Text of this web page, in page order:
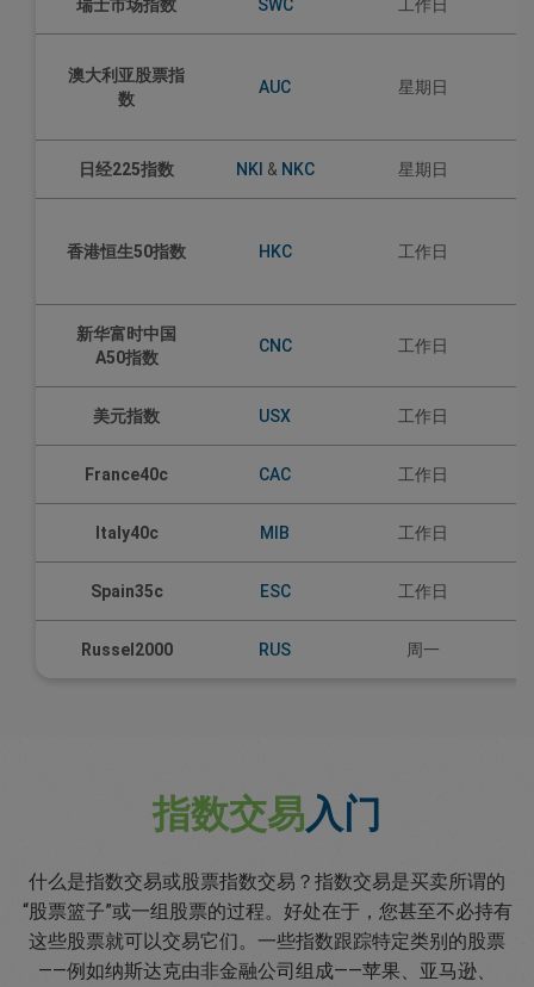
瑞士市场指数 SWC 工作日
澳大利亚股票指
数
AUC 星期日
日经225指数 NKI & NKC 星期日
香港恒生50指数 HKC 工作日
新华富时中国
A50指数
CNC 工作日
美元指数 USX 工作日
France40c CAC 工作日
Italy40c MIB 工作日
Spain35c ESC 工作日
Russel2000 RUS 周一
指数交易入门
什么是指数交易或股票指数交易？指数交易是买卖所谓的
“股票篮子”或一组股票的过程。好处在于，您甚至不必持有
这些股票就可以交易它们。一些指数跟踪特定类别的股票
——例如纳斯达克由非金融公司组成——苹果、亚马逊、